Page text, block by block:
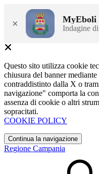
× MyEboli
Indagine
Questo sito utilizza cookie
chiusura del banner
contraddistinto dalla X o
navigazione" comporta la
assenza di cookie o altri
sopracitati.
COOKIE POLICY
Continua la navigazione
Regione Campania